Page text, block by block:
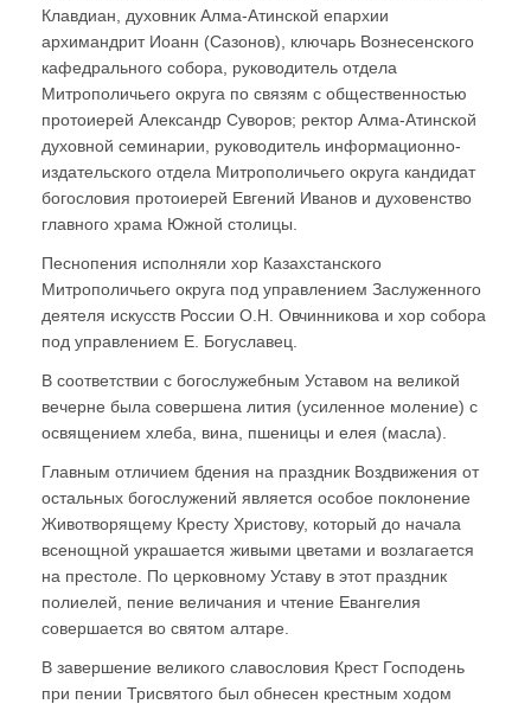
Клавдиан, духовник Алма-Атинской епархии
архимандрит Иоанн (Сазонов), ключарь Вознесенского
кафедрального собора, руководитель отдела
Митрополичьего округа по связям с общественностью
протоиерей Александр Суворов; ректор Алма-Атинской
духовной семинарии, руководитель информационно-
издательского отдела Митрополичьего округа кандидат
богословия протоиерей Евгений Иванов и духовенство
главного храма Южной столицы.
Песнопения исполняли хор Казахстанского
Митрополичьего округа под управлением Заслуженного
деятеля искусств России О.Н. Овчинникова и хор собора
под управлением Е. Богуславец.
В соответствии с богослужебным Уставом на великой
вечерне была совершена лития (усиленное моление) с
освящением хлеба, вина, пшеницы и елея (масла).
Главным отличием бдения на праздник Воздвижения от
остальных богослужений является особое поклонение
Животворящему Кресту Христову, который до начала
всенощной украшается живыми цветами и возлагается
на престоле. По церковному Уставу в этот праздник
полиелей, пение величания и чтение Евангелия
совершается во святом алтаре.
В завершение великого славословия Крест Господень
при пении Трисвятого был обнесен крестным ходом